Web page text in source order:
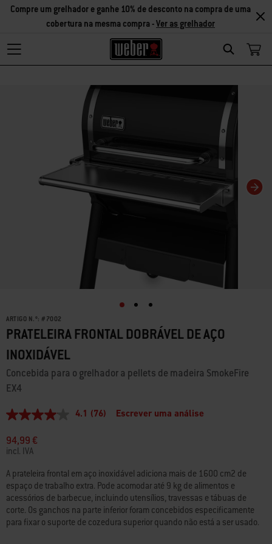
Search
Compre um grelhador e ganhe 10% de desconto na compra de uma
cobertura na mesma compra -Ver as grelhador
Changing this current slide of this carousel will change the current slide of
ARTIGO N.º: # 7002
PRATELEIRA FRONTAL DOBRÁVEL DE AÇO
INOXIDÁVEL
Concebida para o grelhador a pellets de madeira SmokeFire
EX4
4.1
5
estrelas,
valor
médio
de
classificação.
Read
76
Reviews.
Link
4.1 (76) Escrever uma análise
94,99 €
incl. IVA
A prateleira frontal em aço inoxidável adiciona mais de 1600 cm2 de
espaço de trabalho extra. Pode acomodar até 9 kg de alimentos e
acessórios de barbecue, incluindo utensílios, travessas e tábuas de
corte. Os ganchos na parte inferior foram concebidos especificamente
para fixar o suporte de cozedura superior quando não está a ser usado.